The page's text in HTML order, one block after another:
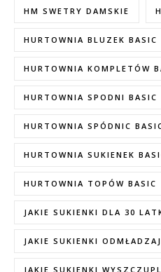
HM SWETRY DAMSKIE
HURTOWNIA BLUZEK BASIC
HURTOWNIA KOMPLETÓW
HURTOWNIA SPODNI BASIC
HURTOWNIA SPÓDNIC
HURTOWNIA SUKIENEK
HURTOWNIA TOPÓW BASIC
JAKIE SUKIENKI DLA 30
JAKIE SUKIENKI
JAKIE SUKIENKI